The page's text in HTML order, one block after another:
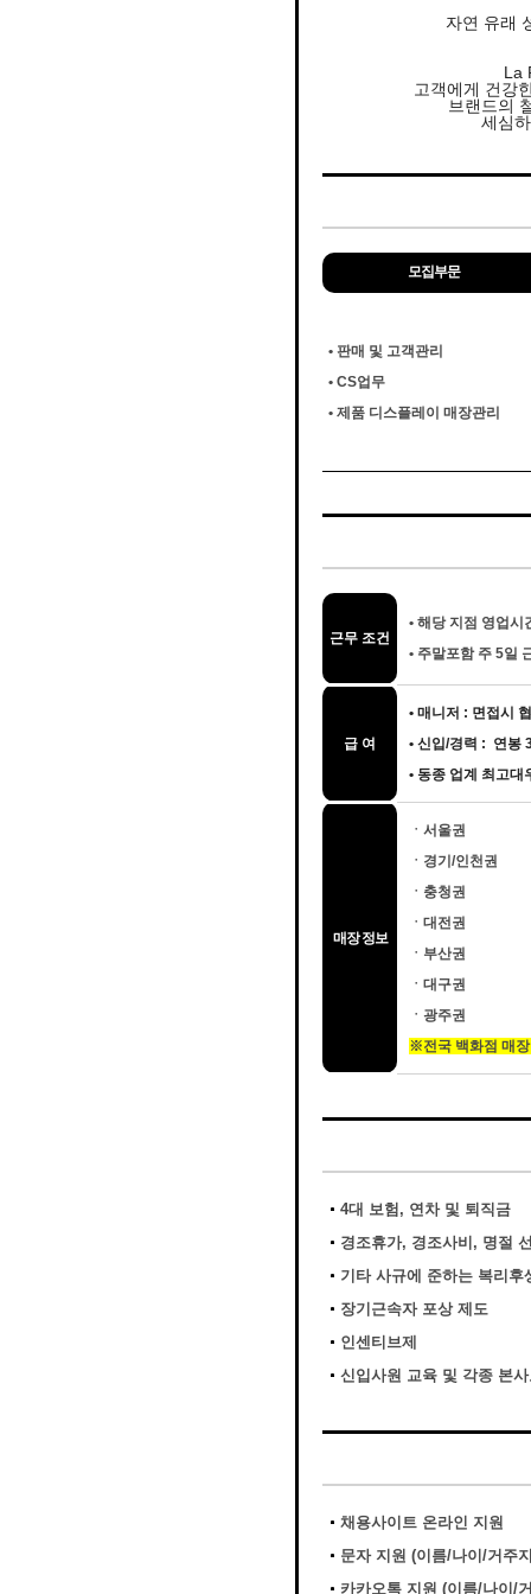
자연 유래
La
고객에게 건강
브랜드의
세심
모집부문
• 판매 및 고객관리
• CS업무
• 제품 디스플레이 매장관리
근무 조건
• 해당 지점 영업시
• 주말포함 주 5일
급 여
• 매니저 : 면접시
• 신입/경력 : 연봉
• 동종 업계 최고대
매장 정보
ㆍ서울권
ㆍ경기/인천권
ㆍ충청권
ㆍ대전권
ㆍ부산권
ㆍ대구권
ㆍ광주권
※전국 백화점 매
4대 보험, 연차 및 퇴직금
경조휴가, 경조사비, 명절
기타 사규에 준하는 복리후
장기근속자 포상 제도
인센티브제
신입사원 교육 및 각종 본
채용사이트 온라인 지원
문자 지원 (이름/나이/거주
카카오톡 지원 (이름/나이/